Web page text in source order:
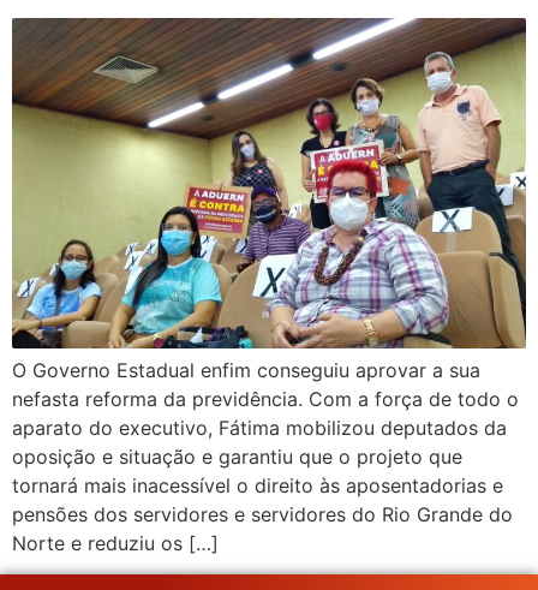
O Governo Estadual enfim conseguiu aprovar a sua
nefasta reforma da previdência. Com a força de todo o
aparato do executivo, Fátima mobilizou deputados da
oposição e situação e garantiu que o projeto que
tornará mais inacessível o direito às aposentadorias e
pensões dos servidores e servidores do Rio Grande do
Norte e reduziu os […]